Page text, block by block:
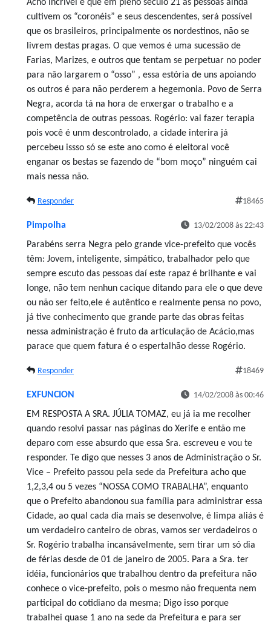
Acho incrível é que em pleno século 21 as pessoas ainda
cultivem os “coronéis” e seus descendentes, será possível
que os brasileiros, principalmente os nordestinos, não se
livrem destas pragas. O que vemos é uma sucessão de
Farias, Marizes, e outros que tentam se perpetuar no poder
para não largarem o “osso” , essa estória de uns apoiando
os outros é para não perderem a hegemonia. Povo de Serra
Negra, acorda tá na hora de enxergar o trabalho e a
competência de outras pessoas. Rogério: vai fazer terapia
pois você é unm descontrolado, a cidade interira já
percebeu issso só se este ano como é eleitoral você
enganar os bestas se fazendo de “bom moço” ninguém cai
mais nessa não.
Responder 18465
Pimpolha 13/02/2008 às 22:43
Parabéns serra Negra pelo grande vice-prefeito que vocês
têm: Jovem, inteligente, simpático, trabalhador pelo que
sempre escuto das pessoas daí este rapaz é brilhante e vai
longe, não tem nenhun cacique ditando para ele o que deve
ou não ser feito,ele é autêntico e realmente pensa no povo,
já tive conhecimento que grande parte das obras feitas
nessa administração é fruto da articulação de Acácio,mas
parace que quem fatura é o espertalhão desse Rogério.
Responder 18469
EXFUNCION 14/02/2008 às 00:46
EM RESPOSTA A SRA. JÚLIA TOMAZ, eu já ia me recolher
quando resolvi passar nas páginas do Xerife e então me
deparo com esse absurdo que essa Sra. escreveu e vou te
responder. Te digo que nesses 3 anos de Administração o Sr.
Vice – Prefeito passou pela sede da Prefeitura acho que
1,2,3,4 ou 5 vezes “NOSSA COMO TRABALHA”, enquanto
que o Prefeito abandonou sua família para administrar essa
Cidade, ao qual cada dia mais se desenvolve, é limpa aliás é
um verdadeiro canteiro de obras, vamos ser verdadeiros o
Sr. Rogério trabalha incansávelmente, sem tirar um só dia
de férias desde de 01 de janeiro de 2005. Para a Sra. ter
idéia, funcionários que trabalhou dentro da prefeitura não
conhece o vice-prefeito, pois o mesmo não frequenta nem
participal do cotidiano da mesma; Digo isso porque
trabalhei quase 1 ano na sede da Prefeitura e para ser